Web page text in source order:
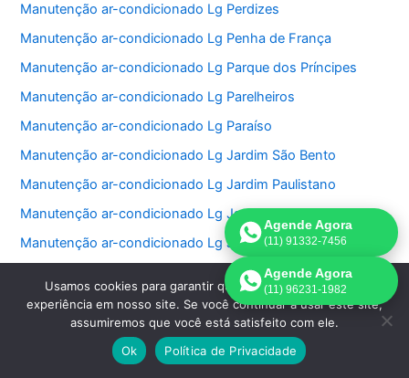
Manutenção ar-condicionado Lg Perdizes
Manutenção ar-condicionado Lg Penha de França
Manutenção ar-condicionado Lg Parque dos Príncipes
Manutenção ar-condicionado Lg Parelheiros
Manutenção ar-condicionado Lg Paraíso
Manutenção ar-condicionado Lg Jardim São Bento
Manutenção ar-condicionado Lg Jardim Paulistano
Manutenção ar-condicionado Lg Jardim Paulista
Manutenção ar-condicionado Lg Jardim Morumbi
Manutenção ar-condicionado Lg Jardim Fonte do Morumbi
Manutenção ar-condicionado Lg Jardim Europa
Manutenção ar-condicionado Lg Jardim das Perdizes
Manutenção ar-condicionado Lg Jardim das Acacias
Agende Agora
(11) 91332-7456
Agende Agora
(11) 96231-1982
Usamos cookies para garantir que oferecemos a melhor
experiência em nosso site. Se você continuar a usar este site,
assumiremos que você está satisfeito com ele.
Ok
Política de Privacidade